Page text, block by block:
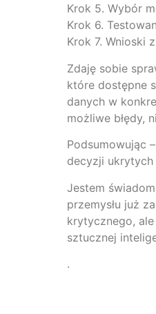
Krok 5. Wybór
Krok 6.
Krok 7. Wnioski
Zdaję sobie
które dostępne
danych w
możliwe błędy,
Podsumowując
decyzji ukrytych
Jestem
przemysłu już
krytycznego,
sztucznej
.